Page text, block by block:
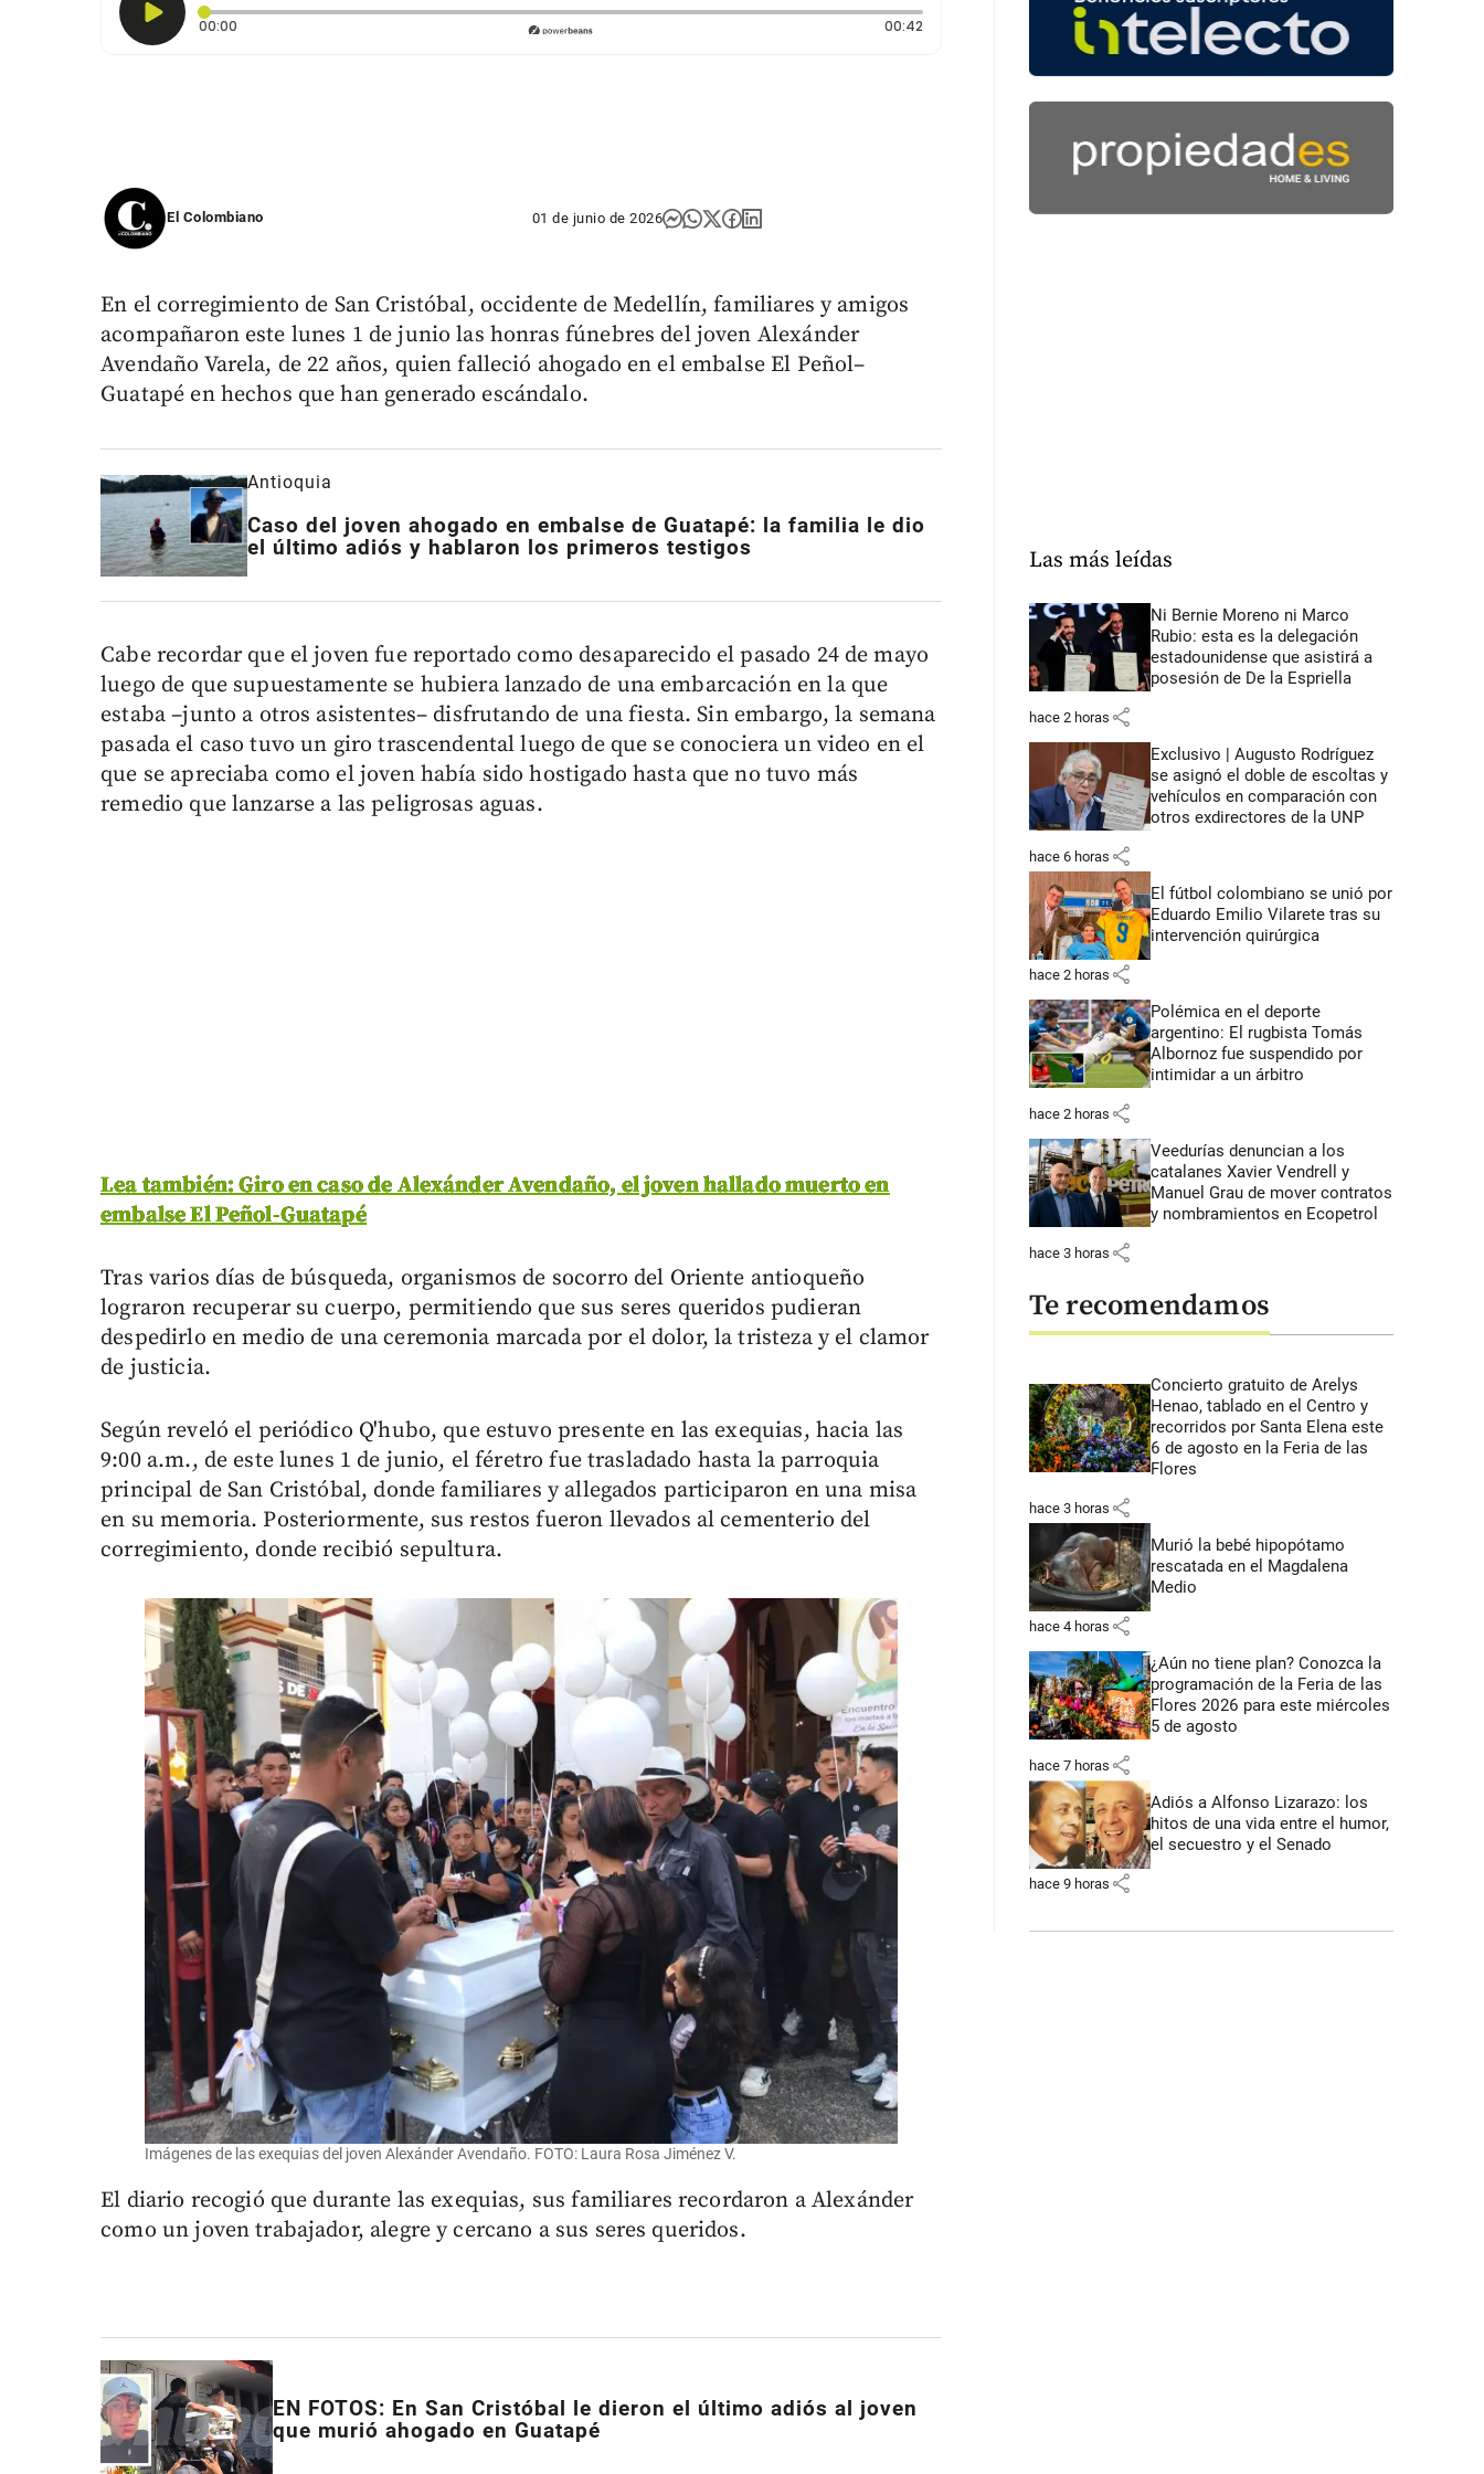
00:00
00:42Duración: 42 segundos
El Colombiano 01 de junio de 2026
En el corregimiento de San Cristóbal, occidente de Medellín, familiares y amigos
acompañaron este lunes 1 de junio las honras fúnebres del joven Alexánder
Avendaño Varela, de 22 años, quien falleció ahogado en el embalse El Peñol–
Guatapé en hechos que han generado escándalo.
Antioquia
Caso del joven ahogado en embalse de Guatapé: la familia le dio
el último adiós y hablaron los primeros testigos
Cabe recordar que el joven fue reportado como desaparecido el pasado 24 de mayo
luego de que supuestamente se hubiera lanzado de una embarcación en la que
estaba –junto a otros asistentes– disfrutando de una fiesta. Sin embargo, la semana
pasada el caso tuvo un giro trascendental luego de que se conociera un video en el
que se apreciaba como el joven había sido hostigado hasta que no tuvo más
remedio que lanzarse a las peligrosas aguas.
Lea también: Giro en caso de Alexánder Avendaño, el joven hallado muerto en
embalse El Peñol-Guatapé
Tras varios días de búsqueda, organismos de socorro del Oriente antioqueño
lograron recuperar su cuerpo, permitiendo que sus seres queridos pudieran
despedirlo en medio de una ceremonia marcada por el dolor, la tristeza y el clamor
de justicia.
Según reveló el periódico Q'hubo, que estuvo presente en las exequias, hacia las
9:00 a.m., de este lunes 1 de junio, el féretro fue trasladado hasta la parroquia
principal de San Cristóbal, donde familiares y allegados participaron en una misa
en su memoria. Posteriormente, sus restos fueron llevados al cementerio del
corregimiento, donde recibió sepultura.
Imágenes de las exequias del joven Alexánder Avendaño. FOTO: Laura Rosa Jiménez V.
El diario recogió que durante las exequias, sus familiares recordaron a Alexánder
como un joven trabajador, alegre y cercano a sus seres queridos.
EN FOTOS: En San Cristóbal le dieron el último adiós al joven
que murió ahogado en Guatapé
Las más leídas
Ni Bernie Moreno ni Marco
Rubio: esta es la delegación
estadounidense que asistirá a
posesión de De la Espriella
hace 2 horas share
Exclusivo | Augusto Rodríguez
se asignó el doble de escoltas y
vehículos en comparación con
otros exdirectores de la UNP
hace 6 horas share
El fútbol colombiano se unió por
Eduardo Emilio Vilarete tras su
intervención quirúrgica
hace 2 horas share
Polémica en el deporte
argentino: El rugbista Tomás
Albornoz fue suspendido por
intimidar a un árbitro
hace 2 horas share
Veedurías denuncian a los
catalanes Xavier Vendrell y
Manuel Grau de mover contratos
y nombramientos en Ecopetrol
hace 3 horas share
Te recomendamos
Concierto gratuito de Arelys
Henao, tablado en el Centro y
recorridos por Santa Elena este
6 de agosto en la Feria de las
Flores
hace 3 horas share
Murió la bebé hipopótamo
rescatada en el Magdalena
Medio
hace 4 horas share
¿Aún no tiene plan? Conozca la
programación de la Feria de las
Flores 2026 para este miércoles
5 de agosto
hace 7 horas share
Adiós a Alfonso Lizarazo: los
hitos de una vida entre el humor,
el secuestro y el Senado
hace 9 horas share